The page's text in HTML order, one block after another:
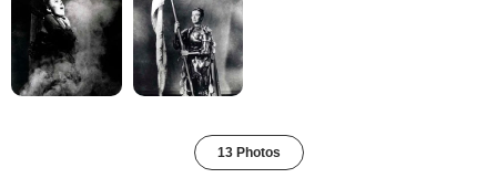
13 Photos